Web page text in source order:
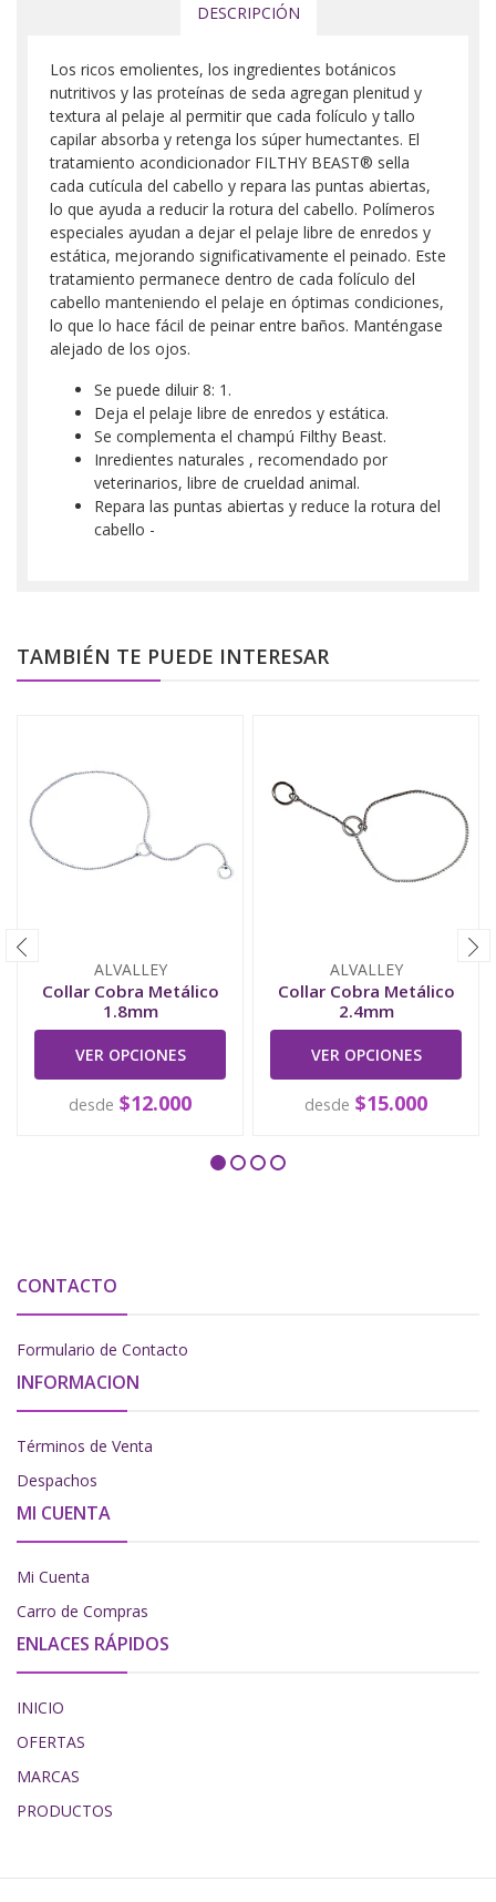
DESCRIPCIÓN
Los ricos emolientes, los ingredientes botánicos
nutritivos y las proteínas de seda agregan plenitud y
textura al pelaje al permitir que cada folículo y tallo
capilar absorba y retenga los súper humectantes. El
tratamiento acondicionador FILTHY BEAST® sella
cada cutícula del cabello y repara las puntas abiertas,
lo que ayuda a reducir la rotura del cabello. Polímeros
especiales ayudan a dejar el pelaje libre de enredos y
estática, mejorando significativamente el peinado. Este
tratamiento permanece dentro de cada folículo del
cabello manteniendo el pelaje en óptimas condiciones,
lo que lo hace fácil de peinar entre baños. Manténgase
alejado de los ojos.
Se puede diluir 8: 1.
Deja el pelaje libre de enredos y estática.
Se complementa el champú Filthy Beast.
Inredientes naturales , recomendado por
veterinarios, libre de crueldad animal.
Repara las puntas abiertas y reduce la rotura del
cabello -
TAMBIÉN TE PUEDE INTERESAR
ALVALLEY
Collar Cobra Metálico
1.8mm
VER OPCIONES
desde $12.000
ALVALLEY
Collar Cobra Metálico
2.4mm
VER OPCIONES
desde $15.000
CONTACTO
Formulario de Contacto
INFORMACION
Términos de Venta
Despachos
MI CUENTA
Mi Cuenta
Carro de Compras
ENLACES RÁPIDOS
INICIO
OFERTAS
MARCAS
PRODUCTOS